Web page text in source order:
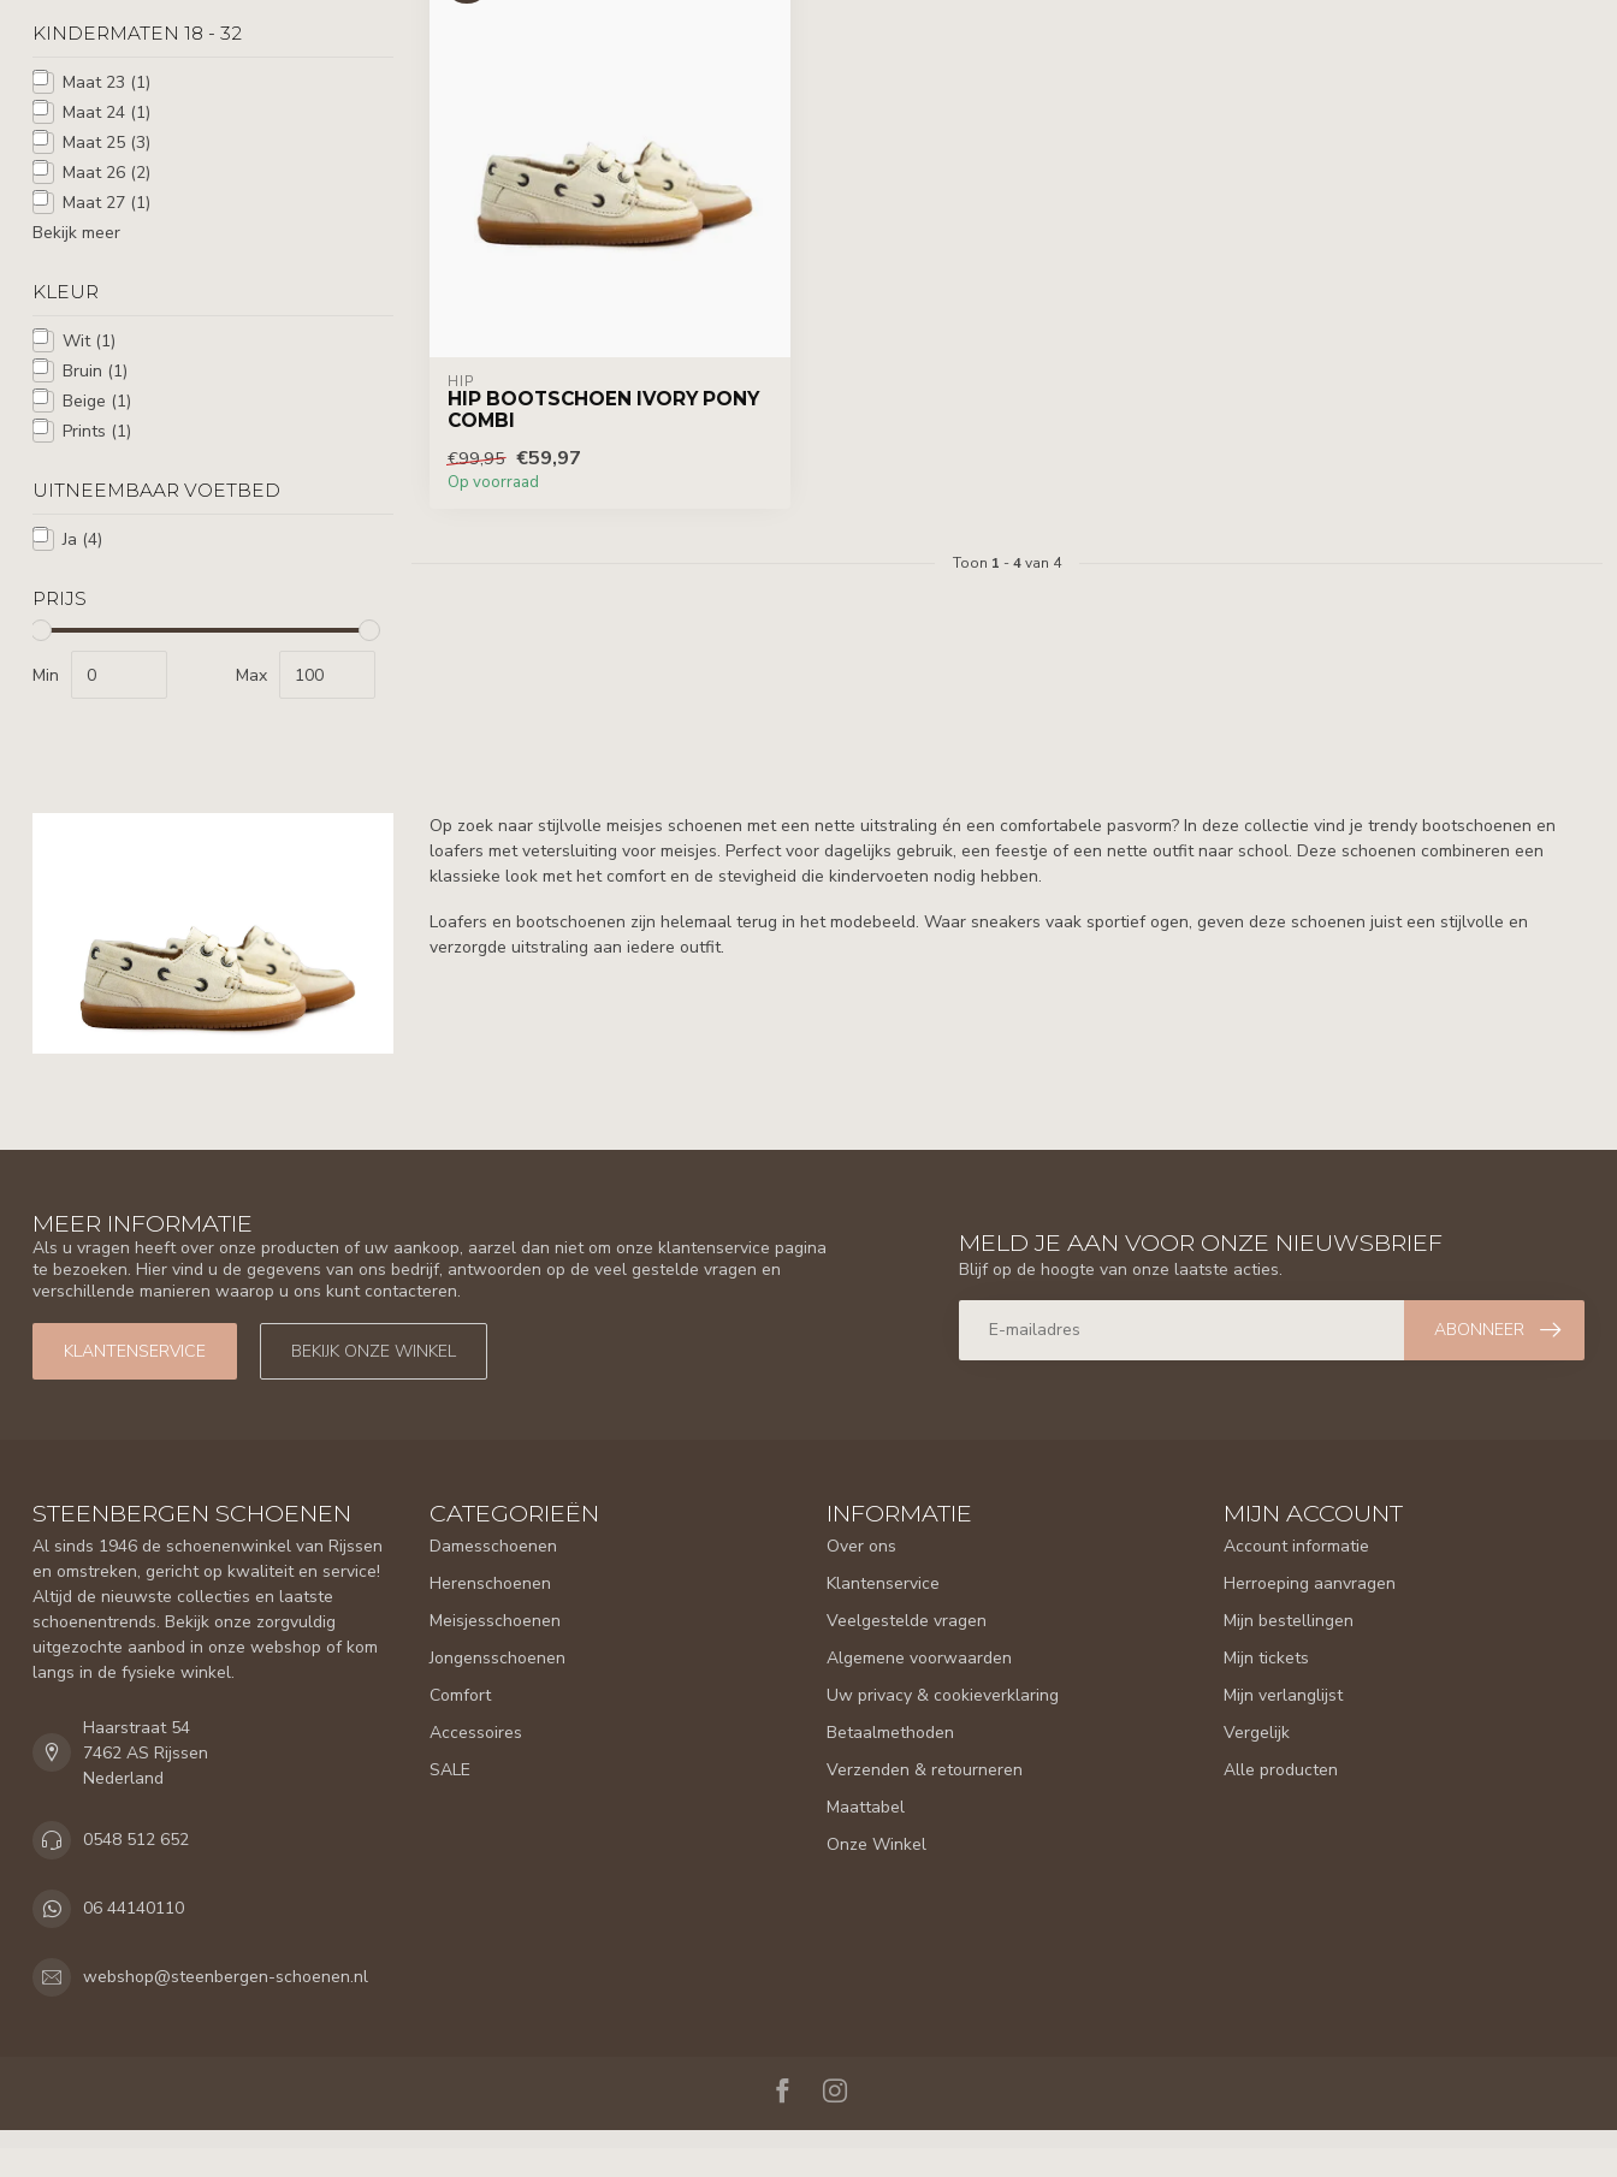
KINDERMATEN 18 - 32
Maat 23 (1)
Maat 24 (1)
Maat 25 (3)
Maat 26 (2)
Maat 27 (1)
Bekijk meer
KLEUR
Wit (1)
Bruin (1)
Beige (1)
Prints (1)
UITNEEMBAAR VOETBED
Ja (4)
PRIJS
Min Max
HIP
HIP BOOTSCHOEN IVORY PONY
COMBI
€99,95 €59,97
Op voorraad
Toon 1 -4van 4
Op zoek naar stijlvolle meisjes schoenen met een nette uitstraling én een comfortabele pasvorm? In deze collectie vind je trendy bootschoenen en
loafers met vetersluiting voor meisjes. Perfect voor dagelijks gebruik, een feestje of een nette outfit naar school. Deze schoenen combineren een
klassieke look met het comfort en de stevigheid die kindervoeten nodig hebben.
Loafers en bootschoenen zijn helemaal terug in het modebeeld. Waar sneakers vaak sportief ogen, geven deze schoenen juist een stijlvolle en
verzorgde uitstraling aan iedere outfit.
MEER INFORMATIE
Als u vragen heeft over onze producten of uw aankoop, aarzel dan niet om onze klantenservice pagina
te bezoeken. Hier vind u de gegevens van ons bedrijf, antwoorden op de veel gestelde vragen en
verschillende manieren waarop u ons kunt contacteren.
KLANTENSERVICE BEKIJK ONZE WINKEL
MELD JE AAN VOOR ONZE NIEUWSBRIEF
Blijf op de hoogte van onze laatste acties.
ABONNEER
STEENBERGEN SCHOENEN
Al sinds 1946 de schoenenwinkel van Rijssen
en omstreken, gericht op kwaliteit en service!
Altijd de nieuwste collecties en laatste
schoenentrends. Bekijk onze zorgvuldig
uitgezochte aanbod in onze webshop of kom
langs in de fysieke winkel.
Haarstraat 54
7462 AS Rijssen
Nederland
0548 512 652
06 44140110
webshop@steenbergen-schoenen.nl
CATEGORIEËN
Damesschoenen
Herenschoenen
Meisjesschoenen
Jongensschoenen
Comfort
Accessoires
SALE
INFORMATIE
Over ons
Klantenservice
Veelgestelde vragen
Algemene voorwaarden
Uw privacy & cookieverklaring
Betaalmethoden
Verzenden & retourneren
Maattabel
Onze Winkel
MIJN ACCOUNT
Account informatie
Herroeping aanvragen
Mijn bestellingen
Mijn tickets
Mijn verlanglijst
Vergelijk
Alle producten